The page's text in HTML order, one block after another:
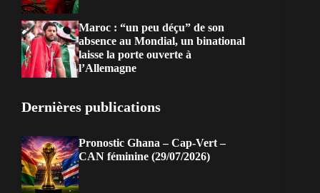
Maroc : “un peu déçu” de son
absence au Mondial, un binational
laisse la porte ouverte à
l’Allemagne
Dernières publications
Pronostic Ghana – Cap-Vert –
CAN féminine (29/07/2026)